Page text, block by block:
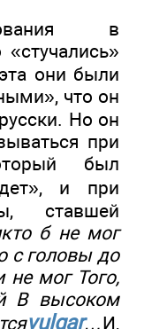
в
они были
что он
Но он
при
был
и при
ставшей
б не мог
с головы до
мог Того,
В высоком
vulgar…И,